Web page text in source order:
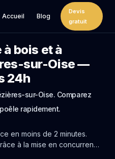
Accueil Blog
Devis
gratuit
bois et à
sur-Oise —
24h
sur-Oise. Comparez
rapidement.
en moins de 2 minutes.
à la mise en concurrence